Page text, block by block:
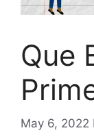
Que
May 6, 2022